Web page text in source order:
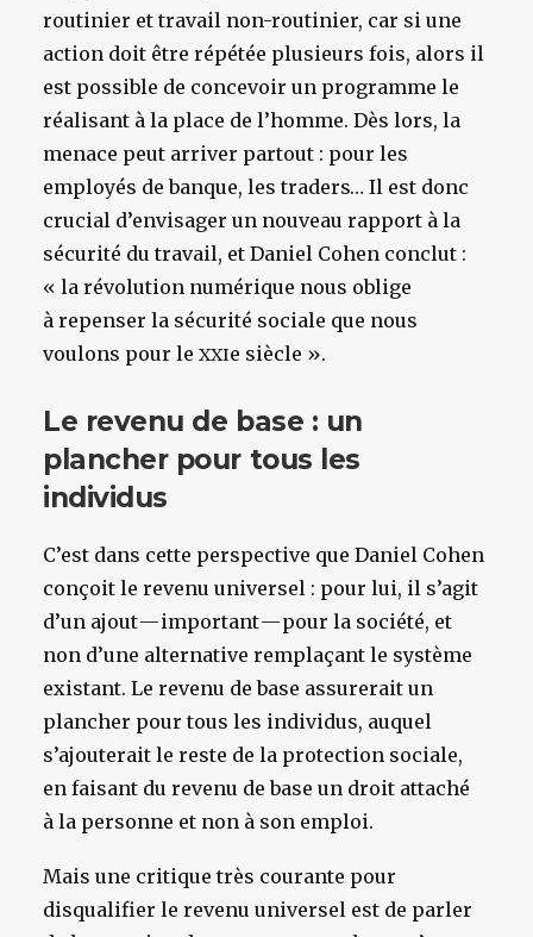
routinier et travail non-routinier, car si une
action doit être répétée plusieurs fois, alors il
est possible de concevoir un programme le
réalisant à la place de l’homme. Dès lors, la
menace peut arriver partout : pour les
employés de banque, les traders… Il est donc
crucial d’envisager un nouveau rapport à la
sécurité du travail, et Daniel Cohen conclut :
« la révolution numérique nous oblige
à repenser la sécurité sociale que nous
voulons pour le XXIe siècle ».
Le revenu de base : un
plancher pour tous les
individus
C’est dans cette perspective que Daniel Cohen
conçoit le revenu universel : pour lui, il s’agit
d’un ajout — important — pour la société, et
non d’une alternative remplaçant le système
existant. Le revenu de base assurerait un
plancher pour tous les individus, auquel
s’ajouterait le reste de la protection sociale,
en faisant du revenu de base un droit attaché
à la personne et non à son emploi.
Mais une critique très courante pour
disqualifier le revenu universel est de parler